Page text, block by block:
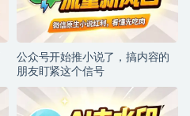
公众号开始推小说了，搞内容的
朋友盯紧这个信号